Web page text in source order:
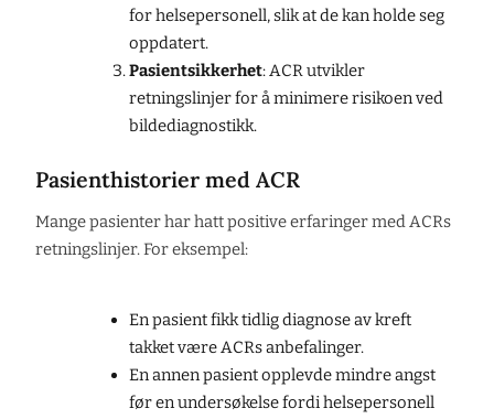
for helsepersonell, slik at de kan holde seg
oppdatert.
Pasientsikkerhet: ACR utvikler
retningslinjer for å minimere risikoen ved
bildediagnostikk.
Pasienthistorier med ACR
Mange pasienter har hatt positive erfaringer med ACRs
retningslinjer. For eksempel:
En pasient fikk tidlig diagnose av kreft
takket være ACRs anbefalinger.
En annen pasient opplevde mindre angst
før en undersøkelse fordi helsepersonell